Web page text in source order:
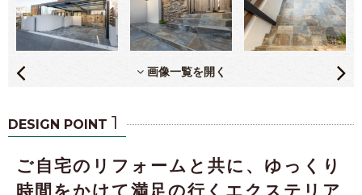
画像一覧を開く
DESIGN POINT 1
ご自宅のリフォームと共に、ゆっくり
時間をかけて満足の行くエクステリア